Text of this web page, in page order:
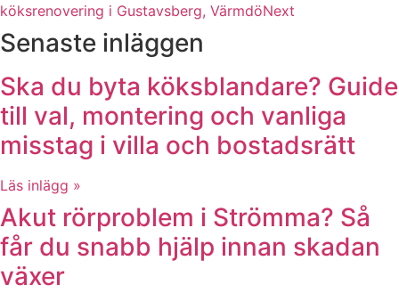
köksrenovering i Gustavsberg, VärmdöNext
Senaste inläggen
Ska du byta köksblandare? Guide
till val, montering och vanliga
misstag i villa och bostadsrätt
Läs inlägg »
Akut rörproblem i Strömma? Så
får du snabb hjälp innan skadan
växer